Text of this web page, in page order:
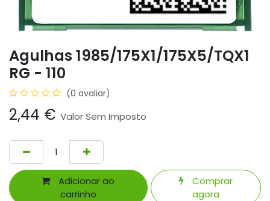
Agulhas 1985/175X1/175X5/TQX1
RG - 110
(0 avaliar)
2,44 € Valor Sem Imposto
Adicionar ao
carrinho
Comprar
agora